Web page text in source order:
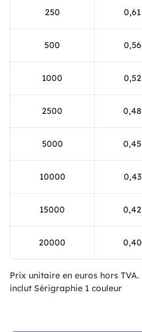
250
500
1000
2500
5000
10000
15000
20000
Prix ​​unitaire en euros hors
inclut Sérigraphie 1 couleur